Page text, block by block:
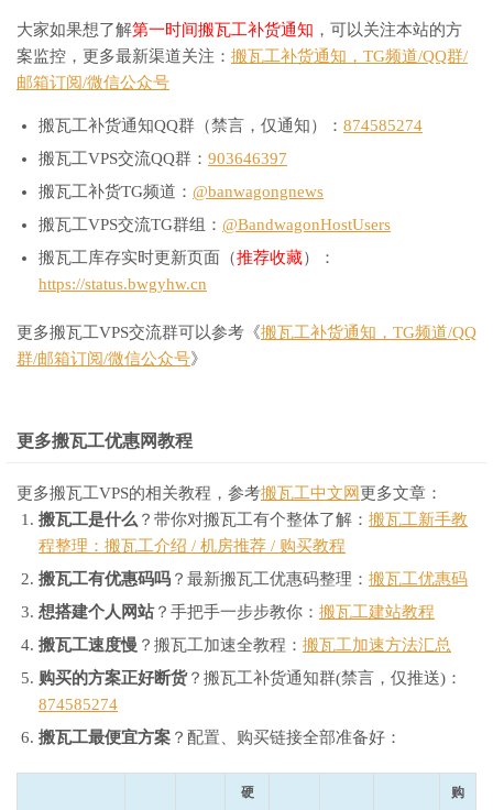
大家如果想了解第一时间搬瓦工补货通知 ，可以关注本站的方
案监控，更多最新渠道关注： 搬瓦工补货通知，TG频道/QQ群/
邮箱订阅/微信公众号
搬瓦工补货通知QQ群（禁言，仅通知）： 874585274
搬瓦工VPS交流QQ群： 903646397
搬瓦工补货TG频道： @banwagongnews
搬瓦工VPS交流TG群组： @BandwagonHostUsers
搬瓦工库存实时更新页面（推荐收藏）：
https://status.bwgyhw.cn
更多搬瓦工VPS交流群可以参考《搬瓦工补货通知，TG频道/QQ
群/邮箱订阅/微信公众号》
更多搬瓦工优惠网教程
更多搬瓦工VPS的相关教程，参考搬瓦工中文网 更多文章：
搬瓦工是什么 ？带你对搬瓦工有个整体了解： 搬瓦工新手教
程整理：搬瓦工介绍 / 机房推荐 / 购买教程
搬瓦工有优惠码吗 ？最新搬瓦工优惠码整理： 搬瓦工优惠码
想搭建个人网站？手把手一步步教你： 搬瓦工建站教程
搬瓦工速度慢 ？搬瓦工加速全教程： 搬瓦工加速方法汇总
购买的方案正好断货？搬瓦工补货通知群(禁言，仅推送)：
874585274
搬瓦工最便宜方案 ？配置、购买链接全部准备好：
硬
购